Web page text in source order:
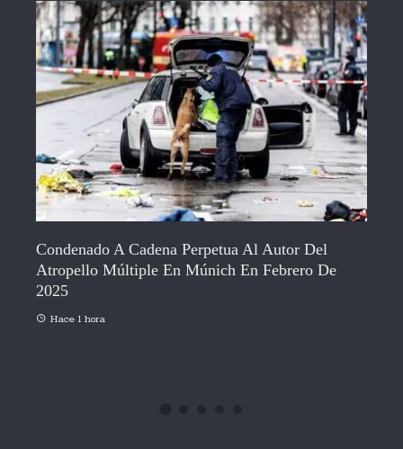
Autor Del
De